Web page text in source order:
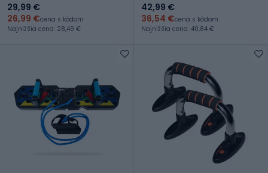
29,99 €
26,99 €cena s kódom
Najnižšia cena: 28,49 €
42,99 €
36,54 €cena s kódom
Najnižšia cena: 40,84 €